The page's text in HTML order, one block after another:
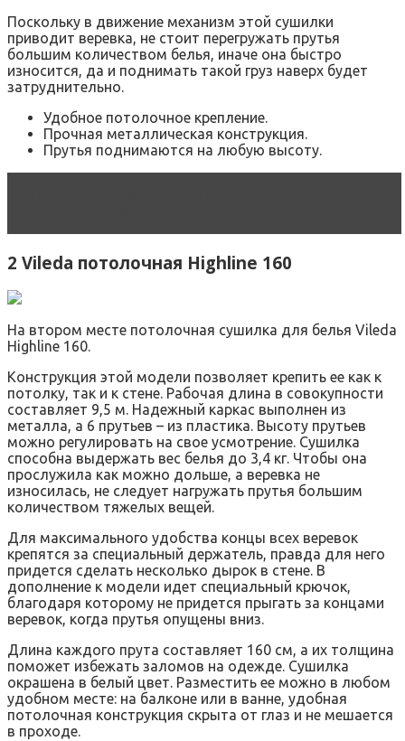
Поскольку в движение механизм этой сушилки
приводит веревка, не стоит перегружать прутья
большим количеством белья, иначе она быстро
износится, да и поднимать такой груз наверх будет
затруднительно.
Удобное потолочное крепление.
Прочная металлическая конструкция.
Прутья поднимаются на любую высоту.
2 Vileda потолочная Highline 160
На втором месте потолочная сушилка для белья Vileda
Highline 160.
Конструкция этой модели позволяет крепить ее как к
потолку, так и к стене. Рабочая длина в совокупности
составляет 9,5 м. Надежный каркас выполнен из
металла, а 6 прутьев – из пластика. Высоту прутьев
можно регулировать на свое усмотрение. Сушилка
способна выдержать вес белья до 3,4 кг. Чтобы она
прослужила как можно дольше, а веревка не
износилась, не следует нагружать прутья большим
количеством тяжелых вещей.
Для максимального удобства концы всех веревок
крепятся за специальный держатель, правда для него
придется сделать несколько дырок в стене. В
дополнение к модели идет специальный крючок,
благодаря которому не придется прыгать за концами
веревок, когда прутья опущены вниз.
Длина каждого прута составляет 160 см, а их толщина
поможет избежать заломов на одежде. Сушилка
окрашена в белый цвет. Разместить ее можно в любом
удобном месте: на балконе или в ванне, удобная
потолочная конструкция скрыта от глаз и не мешается
в проходе.